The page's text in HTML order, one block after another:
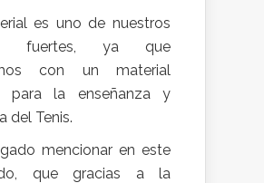
es uno de nuestros
fuertes, ya que
con un material
para la enseñanza y
del Tenis.
mencionar en este
que gracias a la